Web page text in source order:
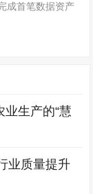
成首笔数据资产
生产的“慧
业质量提升